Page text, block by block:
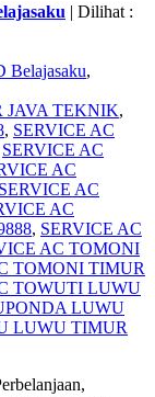
| Dilihat :
Belajasaku,
JAVA TEKNIK,
, SERVICE AC
SERVICE AC
AC
SERVICE AC
AC
, SERVICE AC
AC TOMONI
TOMONI TIMUR
TOWUTI LUWU
LUWU
LUWU TIMUR